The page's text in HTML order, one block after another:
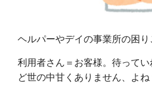
ヘルパーやデイの事業所の困り
利用者さん＝お客様。待って
ど世の中甘くありません、よね